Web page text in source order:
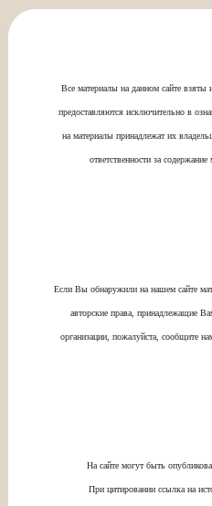
Все материалы на данном сайте взяты
предоставляются исключительно в
на материалы принадлежат их
ответственности за содержание
Если Вы обнаружили на нашем сайте
авторские права, принадлежащие
организации, пожалуйста, сообщите
На сайте могут быть
При цитировании ссылка на